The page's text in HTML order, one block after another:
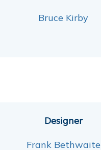
Bruce Kirby
Designer
Frank Bethwaite